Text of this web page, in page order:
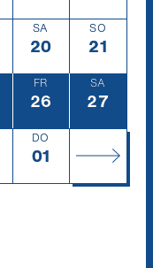
SA
Samstag
20.12.
20
SO
Sonntag
21.12.
21
FR
Freitag
26.12.
26
SA
27.12.
27
DO
Donnerstag
1.1.
01